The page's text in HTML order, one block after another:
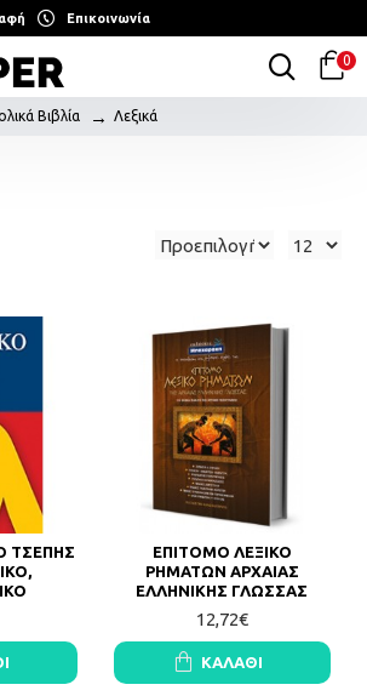
Επικοινωνία
0
Βιβλία Λεξικά
ΤΣΕΠΗΣ
ΕΠΙΤΟΜΟ ΛΕΞΙΚΟ
ΡΗΜΑΤΩΝ ΑΡΧΑΙΑΣ
ΕΛΛΗΝΙΚΗΣ ΓΛΩΣΣΑΣ
12,72€
ΚΑΛΆΘΙ